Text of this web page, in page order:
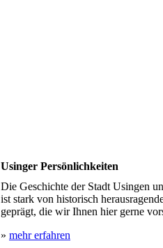
Usinger Persönlichkeiten
Die Geschichte der Stadt Usingen
ist stark von historisch
geprägt, die wir Ihnen hier gerne
» mehr erfahren